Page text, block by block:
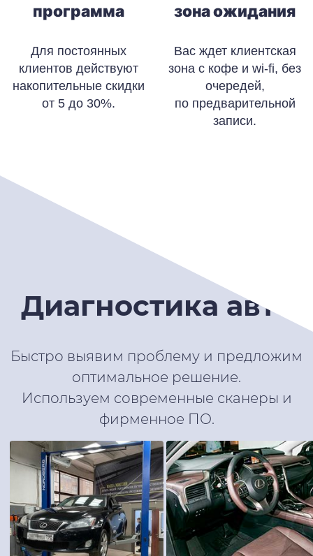
программа
Для постоянных
клиентов действуют
накопительные скидки
от 5 до 30%.
зона ожидания
Вас ждет клиентская
зона с кофе и wi-fi, без
очередей,
по предварительной
записи.
Диагностика авто
Быстро выявим проблему и предложим
оптимальное решение.
Используем современные сканеры и
фирменное ПО.